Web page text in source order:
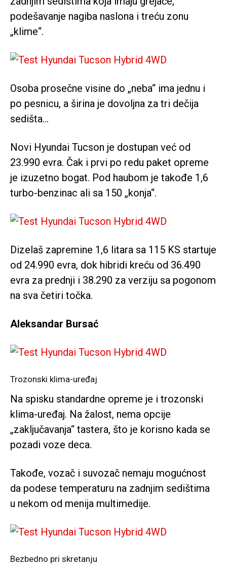
podešavanje nagiba naslona i treću zonu
„klime“.
Osoba prosečne visine do „neba“ ima jednu i
po pesnicu, a širina je dovoljna za tri dečija
sedišta…
Novi Hyundai Tucson je dostupan već od
23.990 evra. Čak i prvi po redu paket opreme
je izuzetno bogat. Pod haubom je takođe 1,6
turbo-benzinac ali sa 150 „konja“.
Dizelaš zapremine 1,6 litara sa 115 KS startuje
od 24.990 evra, dok hibridi kreću od 36.490
evra za prednji i 38.290 za verziju sa pogonom
na sva četiri točka.
Aleksandar Bursać
Trozonski klima-uređaj
Na spisku standardne opreme je i trozonski
klima-uređaj. Na žalost, nema opcije
„zaključavanja“ tastera, što je korisno kada se
pozadi voze deca.
Takođe, vozač i suvozač nemaju mogućnost
da podese temperaturu na zadnjim sedištima
u nekom od menija multimedije.
Bezbedno pri skretanju